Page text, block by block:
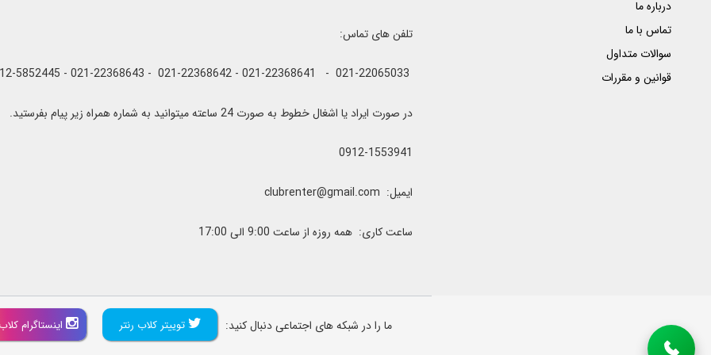
درباره ما
تماس با ما
سوالات متداول
قوانین و مقررات
تلفن های تماس:
در صورت ایراد یا اشغال خطوط به صورت 24 ساعته میتوانید به شماره همراه زیر پیام بفرستید.
0912-1553941
ایمیل: clubrenter@gmail.com
ساعت کاری: همه روزه از ساعت 9:00 الی 17:00
ما را در شبکه های اجتماعی دنبال کنید: توییتر کلاب رنتر اینستاگرام